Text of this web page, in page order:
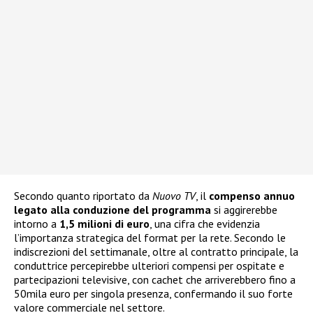
Secondo quanto riportato da Nuovo TV, il compenso annuo
legato alla conduzione del programma si aggirerebbe
intorno a 1,5 milioni di euro , una cifra che evidenzia
l’importanza strategica del format per la rete. Secondo le
indiscrezioni del settimanale, oltre al contratto principale, la
conduttrice percepirebbe ulteriori compensi per ospitate e
partecipazioni televisive, con cachet che arriverebbero fino a
50mila euro per singola presenza, confermando il suo forte
valore commerciale nel settore.